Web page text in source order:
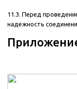
11.3. Перед
надежность